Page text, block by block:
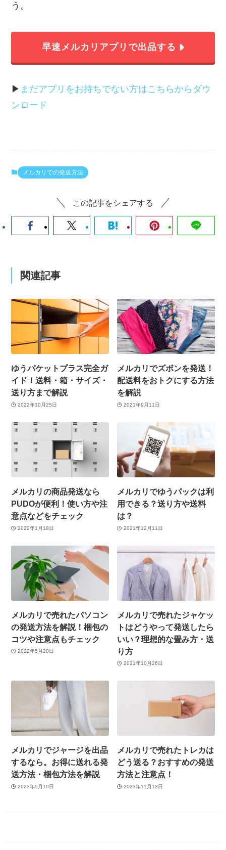
う。
早速メルカリアプリで出品する
▶︎ まだアプリをお持ちでない方はこちらからダウ
ンロード
メルカリでの発送方法
この記事をシェアする
関連記事
ゆうパケットプラス完全ガ
イド！送料・箱・サイズ・
送り方まで解説
2022年10月25日
メルカリでズボンを発送！
配送料をおトクにする方法
を解説
2021年9月11日
メルカリの商品発送なら
PUDOが便利！使い方や注
意点などをチェック
2022年1月18日
メルカリでゆうパックは利
用できる？送り方や送料
は？
2021年12月11日
メルカリで売れたパソコン
の発送方法を解説！梱包の
コツや注意点もチェック
2022年5月20日
メルカリで売れたジャケッ
トはどうやって発送したら
いい？理想的な畳み方・送
り方
2021年10月26日
メルカリでジャージを出品
するなら。お得に送れる発
送方法・梱包方法を解説
2023年5月10日
メルカリで売れたトレカは
どう送る？おすすめの発送
方法と注意点！
2023年11月13日